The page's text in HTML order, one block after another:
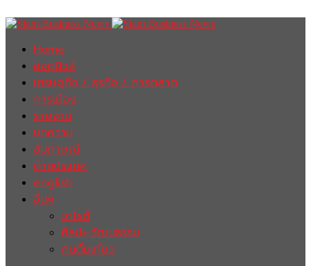
Home
ฮอตนิวส์
เศรษฐกิจ / ธุรกิจ / การตลาด
การเมือง
รายงาน
บทความ
สัมภาษณ์
ต่างประเทศ
english
อื่นๆ
วาไรตี้
ศิลปะ-วัฒนธรรม
กินดื่มเที่ยว